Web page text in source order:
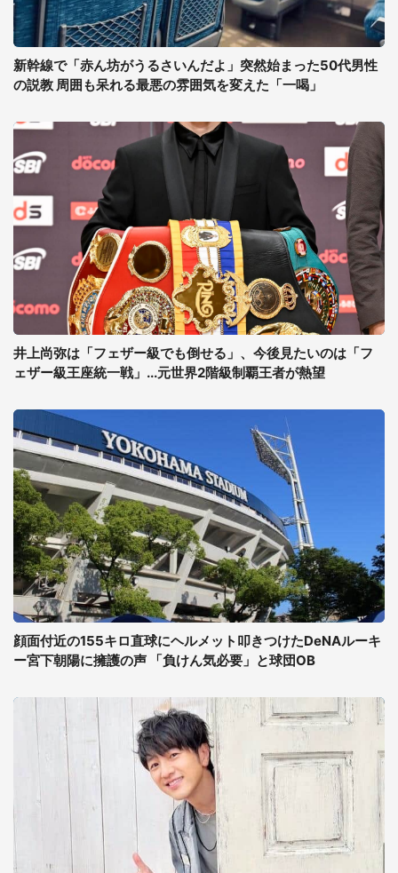
新幹線で「赤ん坊がうるさいんだよ」突然始まった50代男性
の説教 周囲も呆れる最悪の雰囲気を変えた「一喝」
井上尚弥は「フェザー級でも倒せる」、今後見たいのは「フ
ェザー級王座統一戦」...元世界2階級制覇王者が熱望
顔面付近の155キロ直球にヘルメット叩きつけたDeNAルーキ
ー宮下朝陽に擁護の声 「負けん気必要」と球団OB